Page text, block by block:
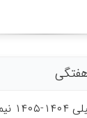
دوم